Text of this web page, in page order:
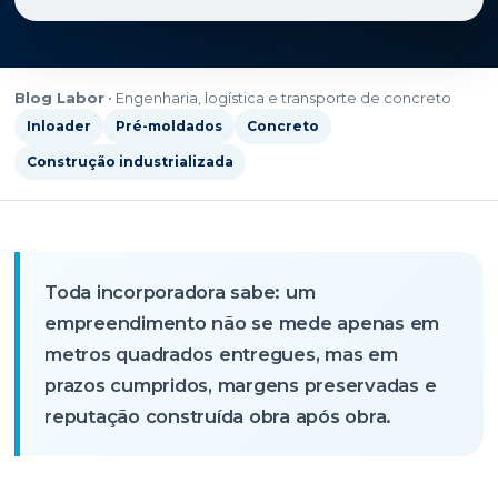
Blog Labor • Engenharia, logística e transporte de concreto
Inloader Pré-moldados Concreto
Construção industrializada
Toda incorporadora sabe: um
empreendimento não se mede apenas em
metros quadrados entregues, mas em
prazos cumpridos, margens preservadas e
reputação construída obra após obra.